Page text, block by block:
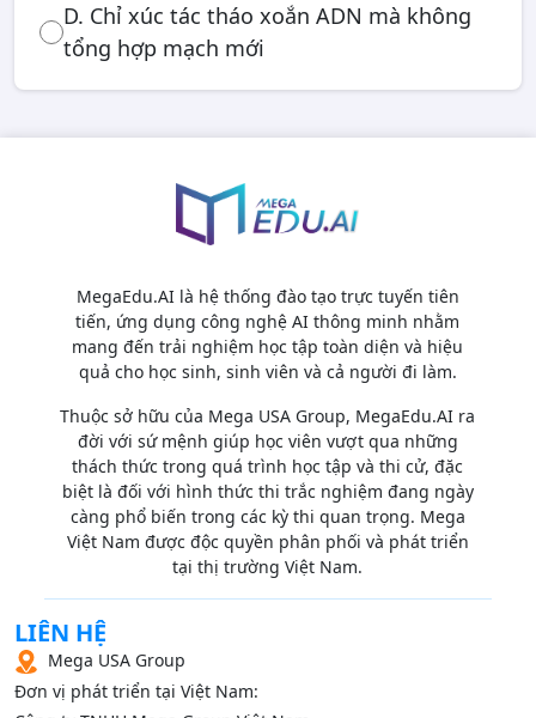
D. Chỉ xúc tác tháo xoắn ADN mà không
tổng hợp mạch mới
MegaEdu.AI là hệ thống đào tạo trực tuyến tiên
tiến, ứng dụng công nghệ AI thông minh nhằm
mang đến trải nghiệm học tập toàn diện và hiệu
quả cho học sinh, sinh viên và cả người đi làm.
Thuộc sở hữu của Mega USA Group, MegaEdu.AI ra
đời với sứ mệnh giúp học viên vượt qua những
thách thức trong quá trình học tập và thi cử, đặc
biệt là đối với hình thức thi trắc nghiệm đang ngày
càng phổ biến trong các kỳ thi quan trọng. Mega
Việt Nam được độc quyền phân phối và phát triển
tại thị trường Việt Nam.
LIÊN HỆ
Mega USA Group
Đơn vị phát triển tại Việt Nam: